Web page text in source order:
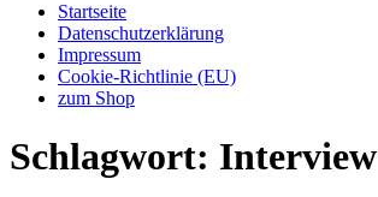
Startseite
Datenschutzerklärung
Impressum
Cookie-Richtlinie (EU)
zum Shop
Schlagwort: Interview